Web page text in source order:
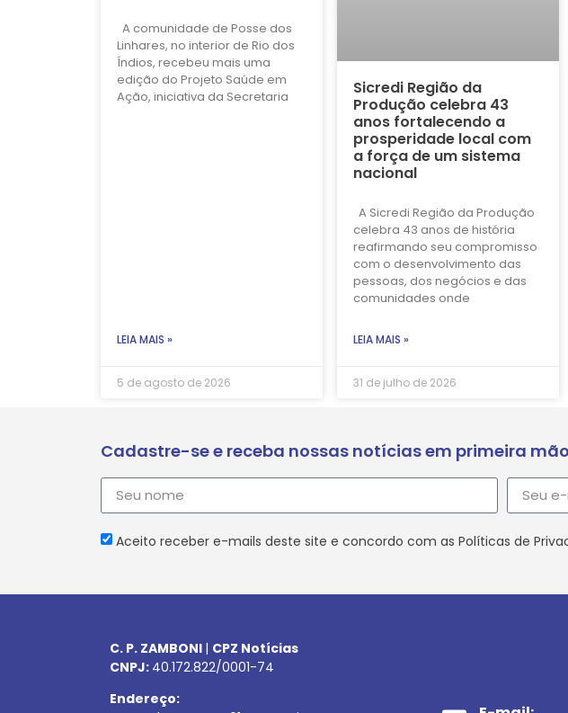
A comunidade de Posse dos
Linhares, no interior de Rio dos
Índios, recebeu mais uma
edição do Projeto Saúde em
Ação, iniciativa da Secretaria
LEIA MAIS »
5 de agosto de 2026
Sicredi Região da
Produção celebra 43
anos fortalecendo a
prosperidade local com
a força de um sistema
nacional
A Sicredi Região da Produção
celebra 43 anos de história
reafirmando seu compromisso
com o desenvolvimento das
pessoas, dos negócios e das
comunidades onde
LEIA MAIS »
31 de julho de 2026
Cadastre-se e receba nossas notícias em primeira
Aceito receber e-mails deste site e concordo com as Políticas de
C. P. ZAMBONI | CPZ Notícias
CNPJ: 40.172.822/0001-74
Endereço: